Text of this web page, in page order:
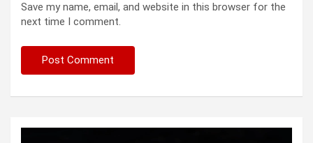
Save my name, email, and website in this browser for the
next time I comment.